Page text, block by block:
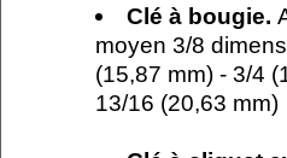
Clé à bougie.
moyen 3/8
(15,87 mm) - 3/4
13/16 (20,63 mm)